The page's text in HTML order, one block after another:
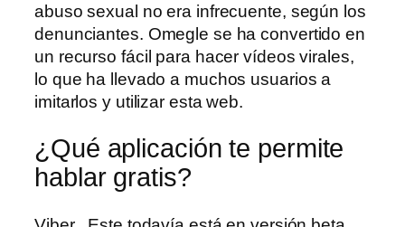
abuso sexual no era infrecuente, según los
denunciantes. Omegle se ha convertido en
un recurso fácil para hacer vídeos virales,
lo que ha llevado a muchos usuarios a
imitarlos y utilizar esta web.
¿Qué aplicación te permite
hablar gratis?